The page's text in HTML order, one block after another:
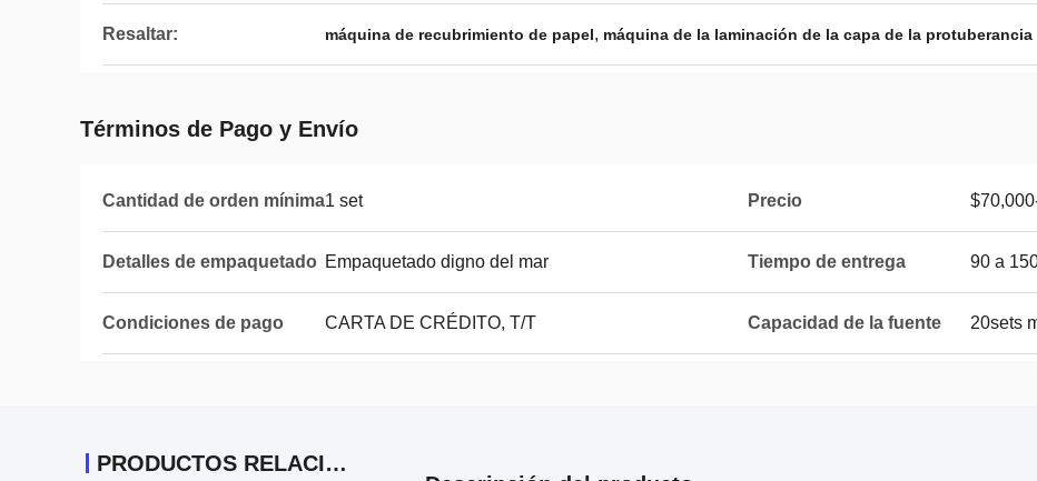
Resaltar: máquina de recubrimiento de papel, máquina de la laminación de la capa de la protuberancia
Términos de Pago y Envío
Cantidad de orden mínima1 set Precio
Detalles de empaquetado Empaquetado digno del mar Tiempo de entrega 90 a
Condiciones de pago CARTA DE CRÉDITO, T/T Capacidad de la fuente 20sets
PRODUCTOS RELACIONADOS